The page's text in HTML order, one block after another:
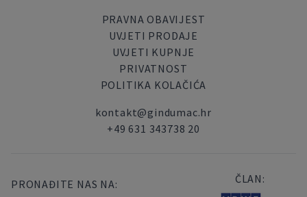
PRAVNA OBAVIJEST
UVJETI PRODAJE
UVJETI KUPNJE
PRIVATNOST
POLITIKA KOLAČIĆA
kontakt@gindumac.hr
+49 631 343738 20
PRONAĐITE NAS NA: ČLAN: